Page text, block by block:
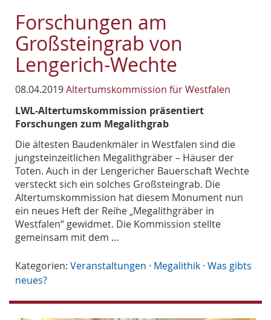
Forschungen am
Großsteingrab von
Lengerich-Wechte
08.04.2019Altertumskommission für Westfalen
LWL-Altertumskommission präsentiert
Forschungen zum Megalithgrab
Die ältesten Baudenkmäler in Westfalen sind die
jungsteinzeitlichen Megalithgräber – Häuser der
Toten. Auch in der Lengericher Bauerschaft Wechte
versteckt sich ein solches Großsteingrab. Die
Altertumskommission hat diesem Monument nun
ein neues Heft der Reihe „Megalithgräber in
Westfalen“ gewidmet. Die Kommission stellte
gemeinsam mit dem …
Kategorien: Veranstaltungen · Megalithik · Was gibts
neues?